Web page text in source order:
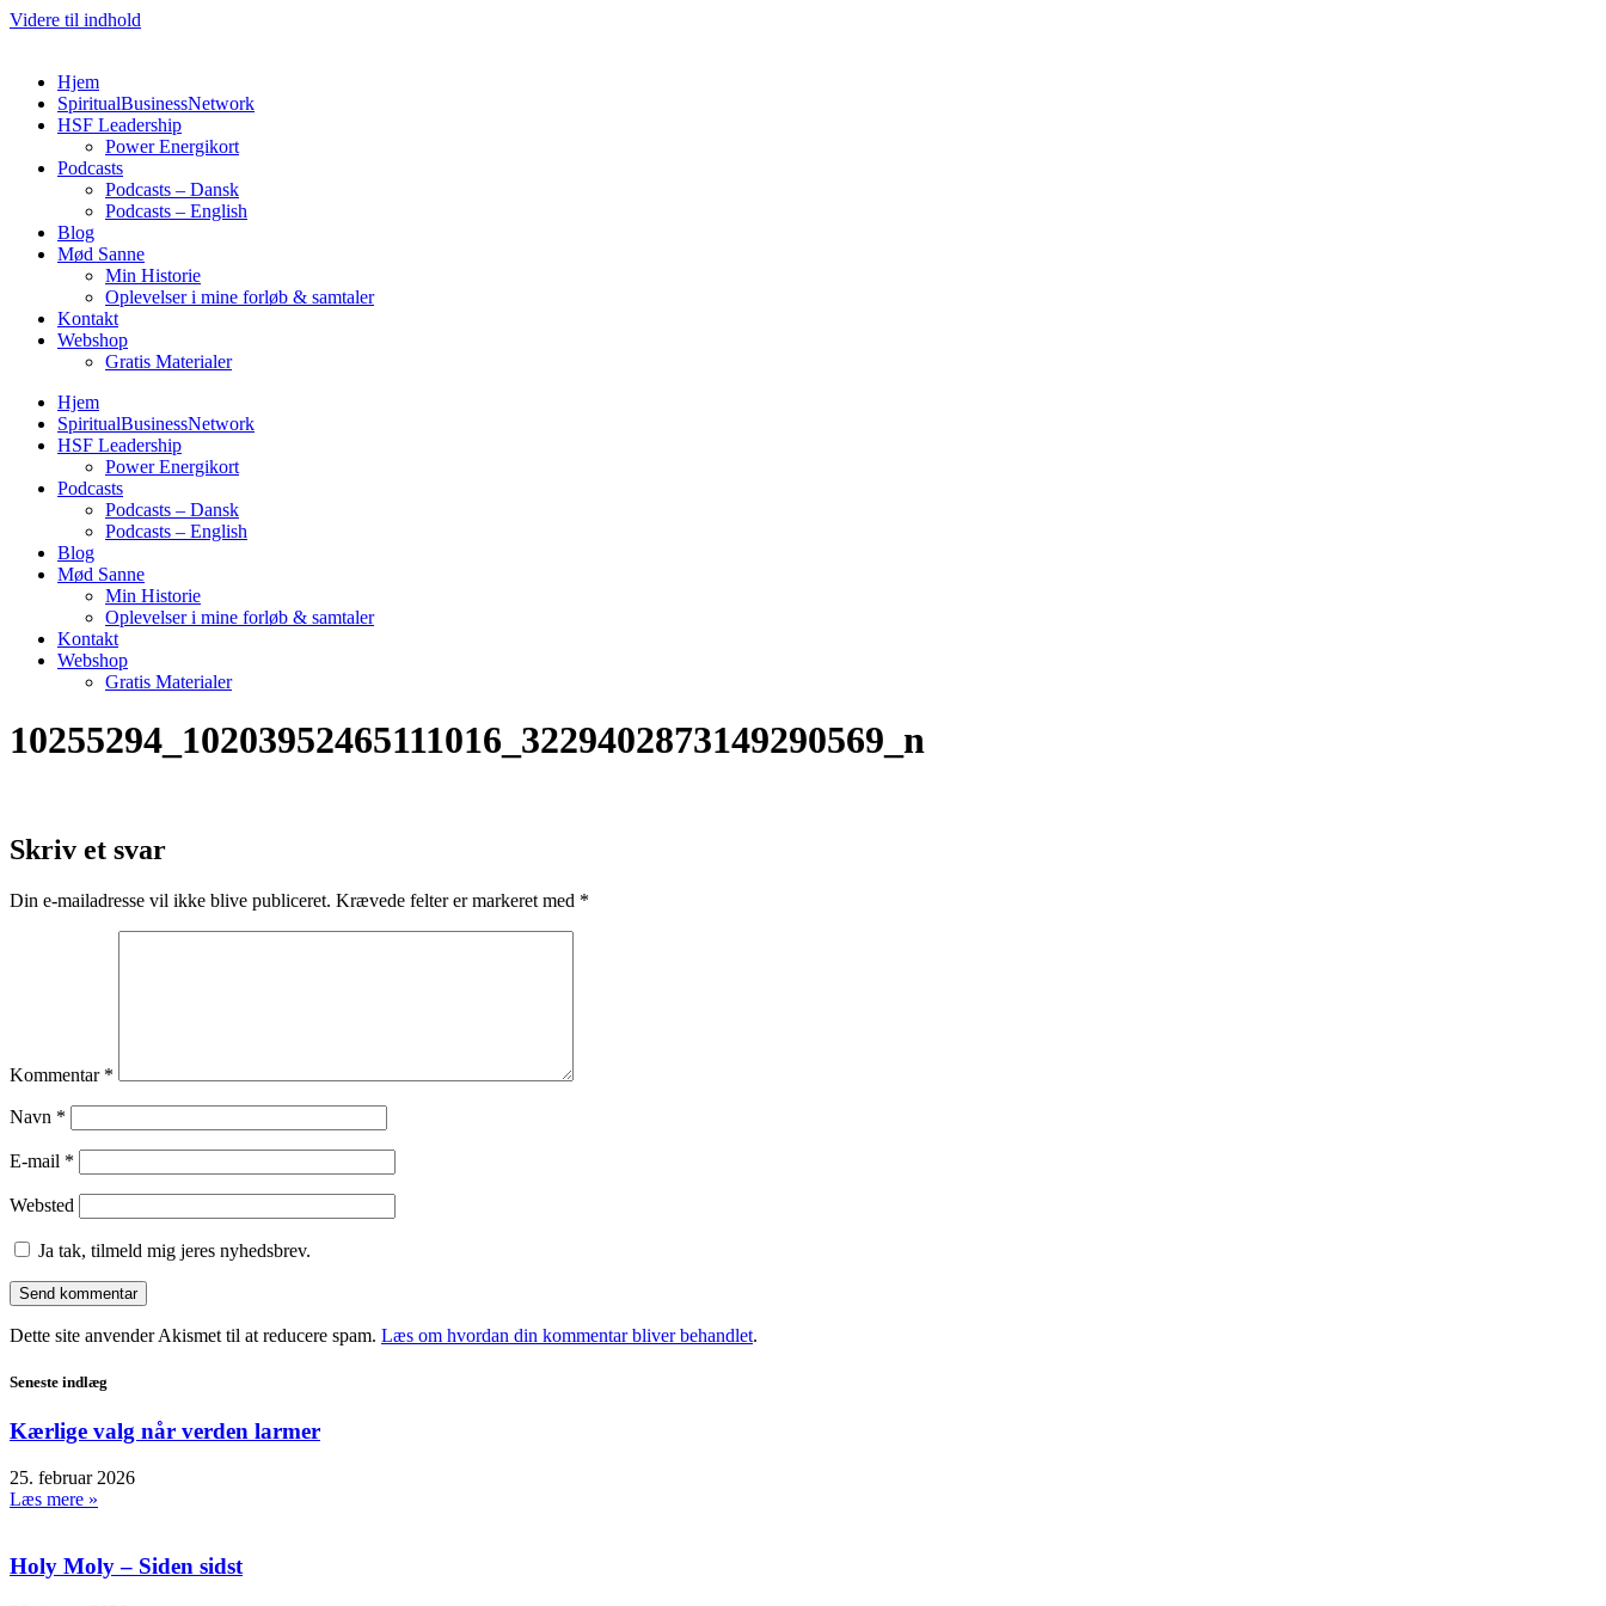
Videre til indhold
Hjem
SpiritualBusinessNetwork
HSF Leadership
Power Energikort
Podcasts
Podcasts – Dansk
Podcasts – English
Blog
Mød Sanne
Min Historie
Oplevelser i mine forløb & samtaler
Kontakt
Webshop
Gratis Materialer
Hjem
SpiritualBusinessNetwork
HSF Leadership
Power Energikort
Podcasts
Podcasts – Dansk
Podcasts – English
Blog
Mød Sanne
Min Historie
Oplevelser i mine forløb & samtaler
Kontakt
Webshop
Gratis Materialer
10255294_10203952465111016_3229402873149290569_n
Skriv et svar
Din e-mailadresse vil ikke blive publiceret. Krævede felter er markeret med *
Kommentar *
Navn *
E-mail *
Websted
Ja tak, tilmeld mig jeres nyhedsbrev.
Dette site anvender Akismet til at reducere spam. Læs om hvordan din kommentar bliver behandlet.
Seneste indlæg
Kærlige valg når verden larmer
25. februar 2026
Læs mere »
Holy Moly – Siden sidst